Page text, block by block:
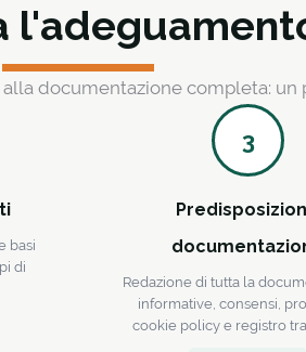
documentazione completa: un
basi
di
3
Redazione di tutta la
informative, consensi,
cookie policy e registro